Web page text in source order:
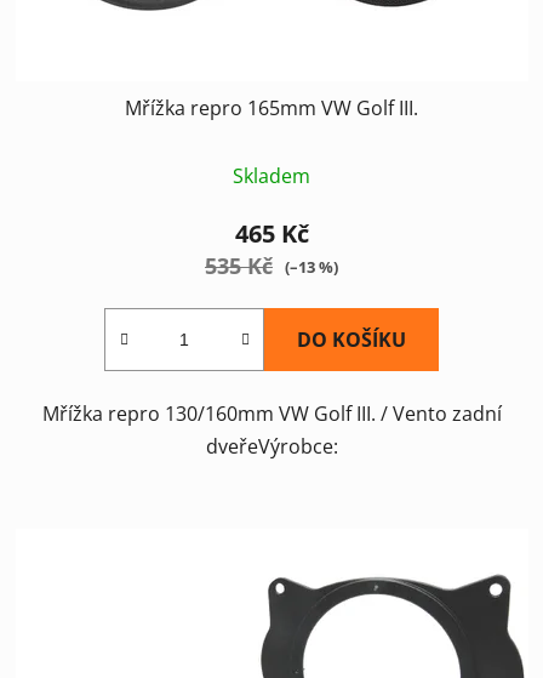
Mřížka repro 165mm VW Golf III.
Skladem
465 Kč
535 Kč (–13 %)
DO KOŠÍKU
Mřížka repro 130/160mm VW Golf III. / Vento zadní
dveřeVýrobce: